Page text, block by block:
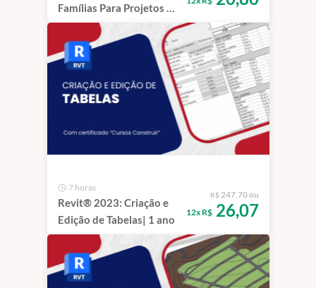
Famílias Para Projetos de
Arquitetura| 1 ano
7 horas
Revit® 2023: Criação e
Edição de Tabelas| 1 ano
R$ 247,70 ou
12x R$26,07